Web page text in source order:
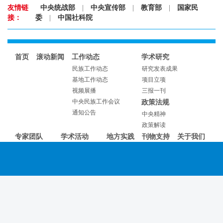
友情链
接：
中央统战部 中央宣传部 教育部
国家民
委
中国社科院
首页 滚动新闻 工作动态
民族工作动态
基地工作动态
视频展播
中央民族工作会议
通知公告
学术研究
研究发表成果
项目立项
三报一刊
政策法规
中央精神
政策解读
专家团队 学术活动 地方实践 刊物支持 关于我们